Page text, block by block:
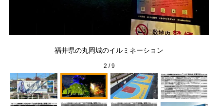
福井県の丸岡城のイルミネーション
2 /9